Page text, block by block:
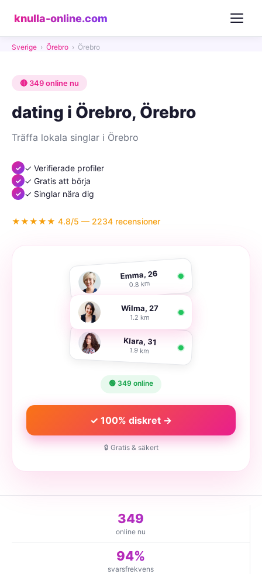
knulla-online.com
Sverige › Örebro › Örebro
🔴 349 online nu
dating i Örebro, Örebro
Träffa lokala singlar i Örebro
✓ Verifierade profiler
✓ Gratis att börja
✓ Singlar nära dig
★★★★★ 4.8/5 — 2234 recensioner
Emma, 26
0.8 km
Wilma, 27
1.2 km
Klara, 31
1.9 km
🟢 349 online
✓ 100% diskret →
🔒 Gratis & säkert
349
online nu
94%
svarsfrekvens